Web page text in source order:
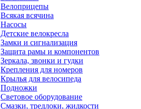
Велоприцепы
Всякая всячина
Насосы
Детские велокресла
Замки и сигнализация
Защита рамы и компонентов
Зеркала, звонки и гудки
Крепления для номеров
Крылья для велосипеда
Подножки
Световое оборудование
Смазки, тредлоки, жидкости